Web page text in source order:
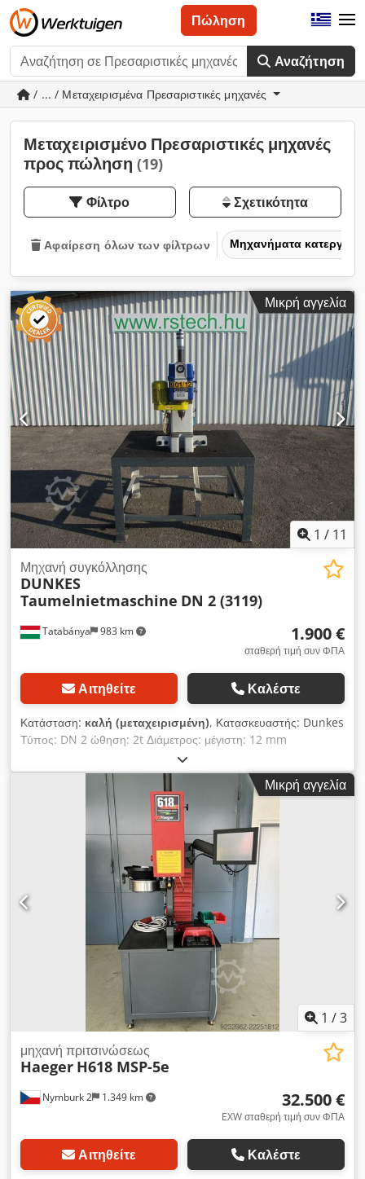
Αναζήτηση
Πώληση
/ ... / Μεταχειρισμένα Πρεσαριστικές μηχανές
Μεταχειρισμένο Πρεσαριστικές μηχανές
προς πώληση (19)
Φίλτρο Σχετικότητα
Αφαίρεση όλων των φίλτρων Μηχανήματα
Μικρή αγγελία
1 / 11
Tatabánya 983 km
Μηχανή συγκόλλησης
DUNKES
Taumelnietmaschine DN 2 (3119)
1.900 €
σταθερή τιμή συν ΦΠΑ
Αιτηθείτε Καλέστε
Κατάσταση: καλή (μεταχειρισμένη), Κατασκευαστής: Dunkes
Τύπος: DN 2 ώθηση: 2t Διάμετρος: μέγιστη: 12 mm
Διαστάσεις τραπεζιού: 210 x 200 mm Ισχύς κινητήρα: 0,55 kW
Djdovxrzljpfx Akvock Βάρος μηχανής περίπου: 130 kg Οι
διαστάσεις του μηχανήματος είναι περίπου. 0,40 x 0,50 x 1,00
Μικρή αγγελία
1 /3
Nymburk 2 1.349 km
μηχανή πριτσινώσεως
Haeger H618 MSP-5e
32.500 €
EXW σταθερή τιμή συν ΦΠΑ
Αιτηθείτε Καλέστε